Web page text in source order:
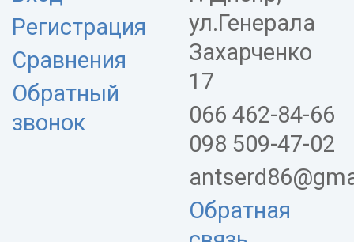
Регистрация
Сравнения
Обратный
звонок
ул.Генерала
Захарченко
17
066 462-84-66
098 509-47-02
Обратная